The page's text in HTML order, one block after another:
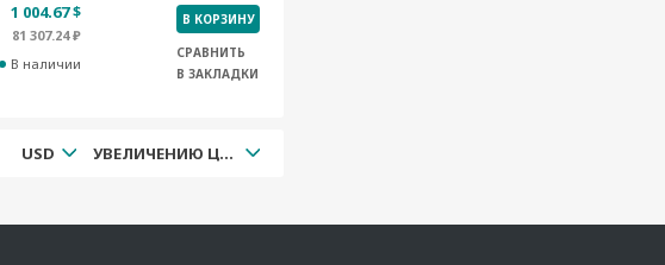
1 004.67 $
81 307.24 ₽
В наличии
В КОРЗИНУ
СРАВНИТЬ
В ЗАКЛАДКИ
USD УВЕЛИЧЕНИЮ ЦЕНЫ